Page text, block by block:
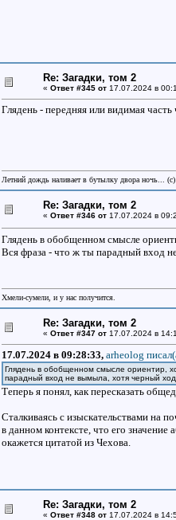
Re: Загадки, том 2
« Ответ #345 от17.07.2024 в
Глядень - передняя или видимая
Летний дождь наливает в бутылку двора ночь...
Re: Загадки, том 2
« Ответ #346 от17.07.2024 в
Глядень в обобщенном смысле
Вся фраза - что ж ты парадный вход
Хмели-сумели, и у нас получится.
Re: Загадки, том 2
« Ответ #347 от17.07.2024 в
17.07.2024 в 09:28:33, arheolog
Глядень в обобщенном смысле ориентир,
парадный вход не вымыла, хотя черный
Теперь я понял, как пересказать
Сталкиваясь с изыскательствами на
в данном контексте, что его
окажется цитатой из Чехова.
Re: Загадки, том 2
« Ответ #348 от17.07.2024 в